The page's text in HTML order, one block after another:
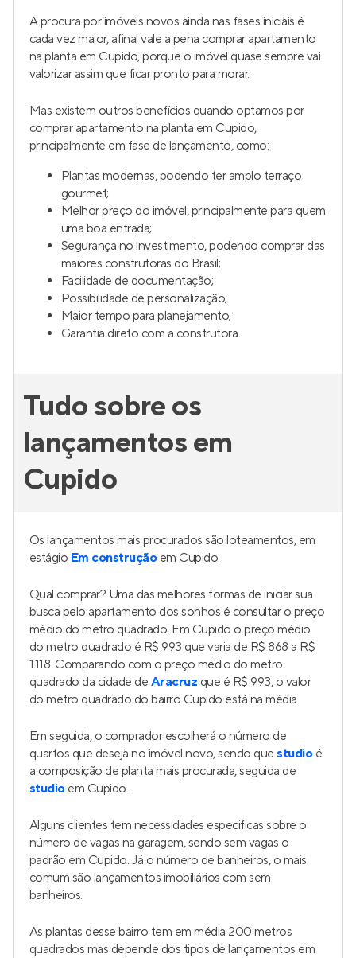
A procura por imóveis novos ainda nas fases iniciais é
cada vez maior, afinal vale a pena comprar apartamento
na planta em Cupido, porque o imóvel quase sempre vai
valorizar assim que ficar pronto para morar.
Mas existem outros benefícios quando optamos por
comprar apartamento na planta em Cupido,
principalmente em fase de lançamento, como:
Plantas modernas, podendo ter amplo terraço
gourmet;
Melhor preço do imóvel, principalmente para quem
uma boa entrada;
Segurança no investimento, podendo comprar das
maiores construtoras do Brasil;
Facilidade de documentação;
Possibilidade de personalização;
Maior tempo para planejamento;
Garantia direto com a construtora.
Tudo sobre os
lançamentos em
Cupido
Os lançamentos mais procurados são loteamentos, em
estágio Em construçãoem Cupido.
Qual comprar? Uma das melhores formas de iniciar sua
busca pelo apartamento dos sonhos é consultar o preço
médio do metro quadrado. Em Cupido o preço médio
do metro quadrado é R$ 993 que varia de R$ 868 a R$
1.118. Comparando com o preço médio do metro
quadrado da cidade de Aracruz que é R$ 993, o valor
do metro quadrado do bairro Cupido está na média.
Em seguida, o comprador escolherá o número de
quartos que deseja no imóvel novo, sendo questudioé
a composição de planta mais procurada, seguida de
studio em Cupido.
Alguns clientes tem necessidades especificas sobre o
número de vagas na garagem, sendo sem vagas o
padrão em Cupido. Já o número de banheiros, o mais
comum são lançamentos imobiliários com sem
banheiros.
As plantas desse bairro tem em média 200 metros
quadrados mas depende dos tipos de lançamentos em